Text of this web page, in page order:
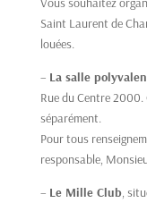
Saint Laurent de
louées.
– La salle
Rue du Centre 2000.
séparément.
Pour tous
responsable,
– Le Mille Club,